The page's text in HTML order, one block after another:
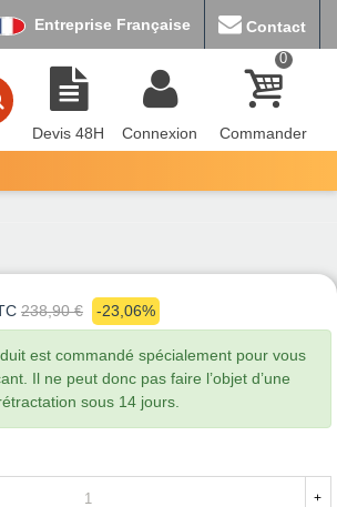
Entreprise Française Contact
Devis 48H Connexion
0
Commander
238,90 € -23,06%
est commandé spécialement pour vous
Il ne peut donc pas faire l’objet d’une
sous 14 jours.
+